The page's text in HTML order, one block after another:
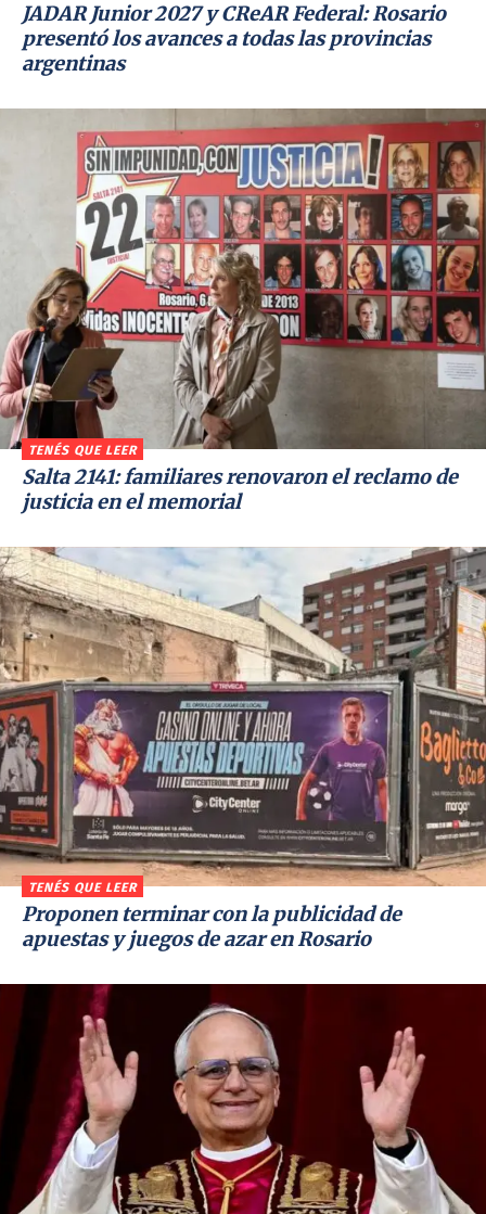
JADAR Junior 2027 y CReAR Federal: Rosario
presentó los avances a todas las provincias
argentinas
TENÉS QUE LEER
Salta 2141: familiares renovaron el reclamo de
justicia en el memorial
TENÉS QUE LEER
Proponen terminar con la publicidad de
apuestas y juegos de azar en Rosario